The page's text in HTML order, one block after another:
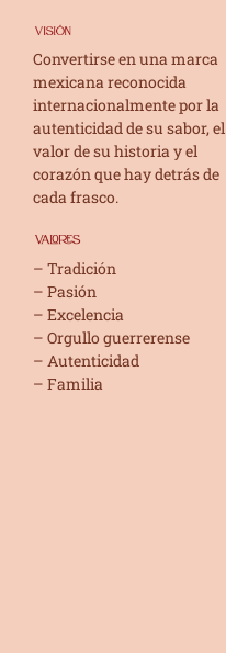
Convertirse en una marca
mexicana reconocida
internacionalmente por la
autenticidad de su sabor, el
valor de su historia y el
corazón que hay detrás de
cada frasco.
– Tradición
– Pasión
– Excelencia
– Orgullo guerrerense
– Autenticidad
– Familia